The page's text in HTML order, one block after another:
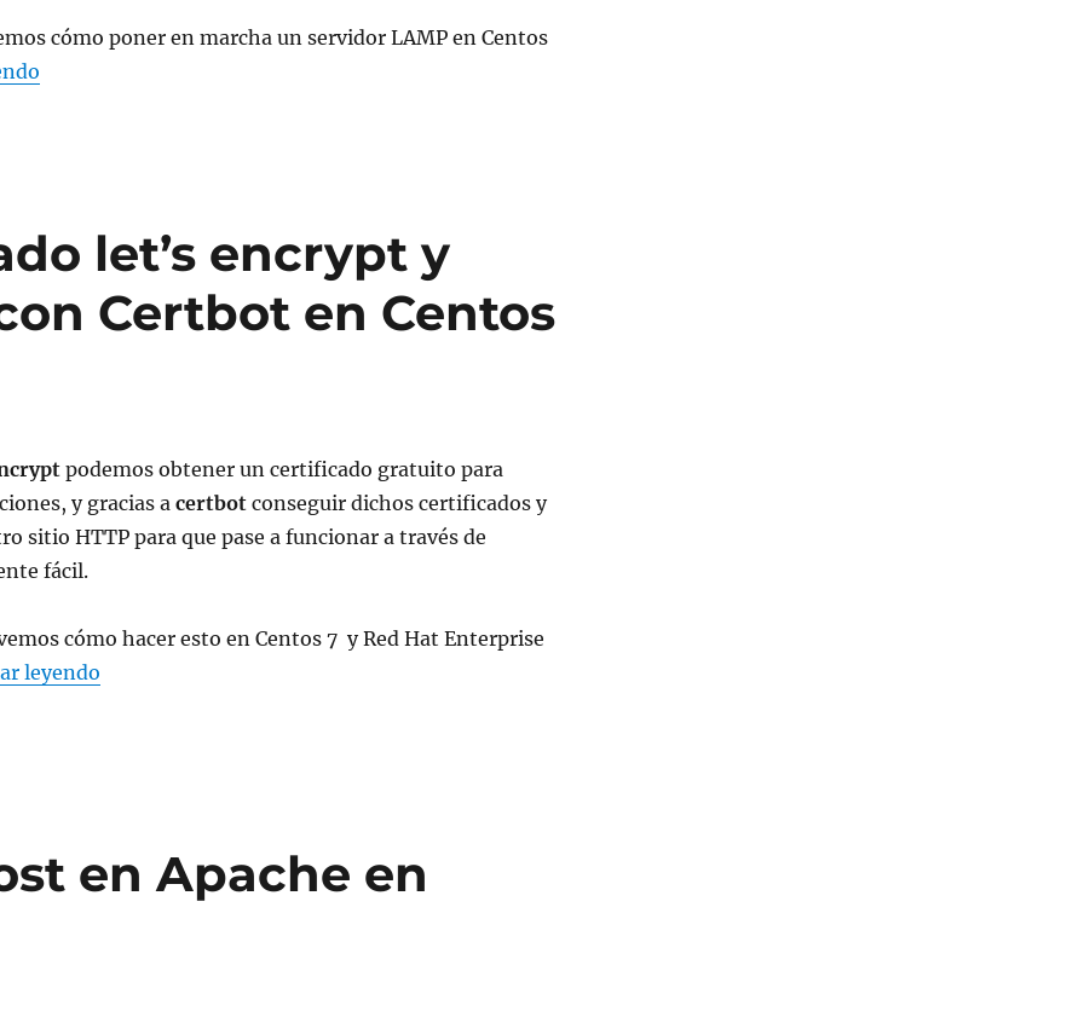
cómo poner en marcha un servidor LAMP en Centos
«Instalar servidor LAMP en Centos 7 / RHEL 7»
let’s encrypt y
Certbot en Centos
podemos obtener un certificado gratuito para
y gracias a certbotconseguir dichos certificados y
sitio HTTP para que pase a funcionar a través de
fácil.
cómo hacer esto en Centos 7 y Red Hat Enterprise
leyendo«Obtén un certificado let’s encrypt y configura HTTPS con Certbot en Centos 7»
en Apache en